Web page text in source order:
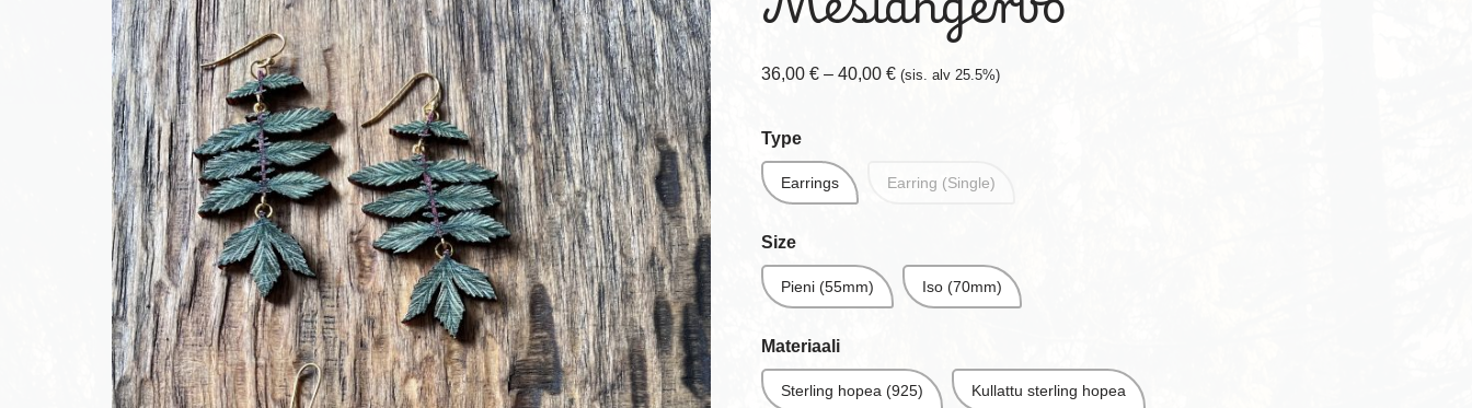
36,00 € – 40,00 € (sis. alv 25.5%)
Type
Earrings Earring (Single)
Size
Pieni (55mm) Iso (70mm)
Materiaali
Sterling hopea (925) Kullattu sterling hopea